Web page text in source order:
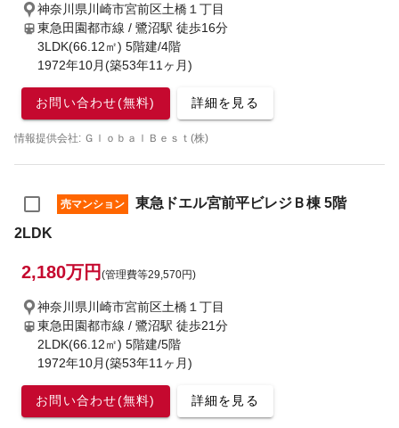
神奈川県川崎市宮前区土橋１丁目
東急田園都市線 / 鷺沼駅 徒歩16分
3LDK(66.12㎡) 5階建/4階
1972年10月(築53年11ヶ月)
お問い合わせ(無料) 詳細を見る
情報提供会社: ＧｌｏｂａｌＢｅｓｔ(株)
売マンション
東急ドエル宮前平ビレジＢ棟 5階
2LDK
2,180万円 (管理費等29,570円)
神奈川県川崎市宮前区土橋１丁目
東急田園都市線 / 鷺沼駅 徒歩21分
2LDK(66.12㎡) 5階建/5階
1972年10月(築53年11ヶ月)
お問い合わせ(無料) 詳細を見る